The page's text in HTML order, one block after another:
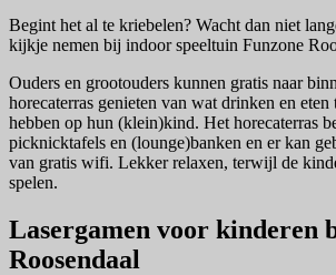
Begint het al te kriebelen? Wacht dan niet
kijkje nemen bij indoor speeltuin Funzone
Ouders en grootouders kunnen gratis naar
horecaterras genieten van wat drinken en
hebben op hun (klein)kind. Het horecaterras
picknicktafels en (lounge)banken en er kan
van gratis wifi. Lekker relaxen, terwijl de
spelen.
Lasergamen voor kinderen
Roosendaal